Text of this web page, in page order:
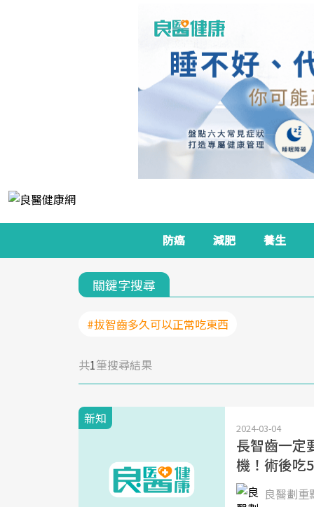
防癌 減肥 養生
關鍵字搜尋
#拔智齒多久可以正常吃東西
共1筆搜尋結果
新知
2024-03-04
長智齒一定
機！術後吃
良醫劃重